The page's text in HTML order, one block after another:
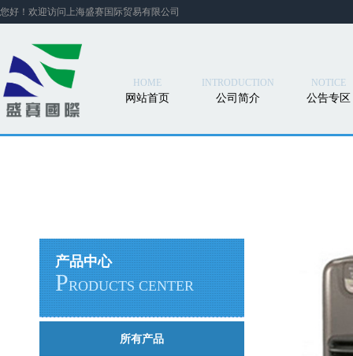
您好！欢迎访问上海盛赛国际贸易有限公司
HOME
网站首页
INTRODUCTION
公司简介
NOTICE
公告专区
产品中心
PRODUCTS CENTER
所有产品